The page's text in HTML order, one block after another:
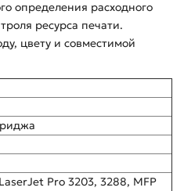
определения расходного
ресурса печати.
цвету и совместимой
Pro 3203, 3288, MFP